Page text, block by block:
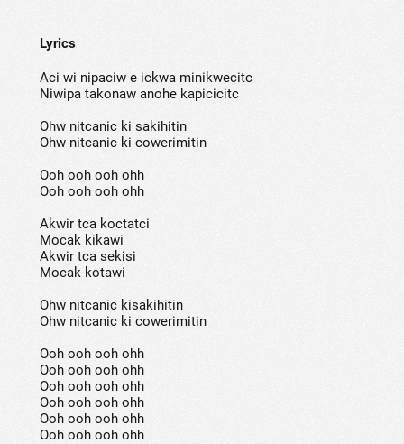
Lyrics
Aci wi nipaciw e ickwa minikwecitc
Niwipa takonaw anohe kapicicitc
Ohw nitcanic ki sakihitin
Ohw nitcanic ki cowerimitin
Ooh ooh ooh ohh
Ooh ooh ooh ohh
Akwir tca koctatci
Mocak kikawi
Akwir tca sekisi
Mocak kotawi
Ohw nitcanic kisakihitin
Ohw nitcanic ki cowerimitin
Ooh ooh ooh ohh
Ooh ooh ooh ohh
Ooh ooh ooh ohh
Ooh ooh ooh ohh
Ooh ooh ooh ohh
Ooh ooh ooh ohh